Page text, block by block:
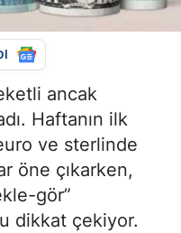
ancak
Haftanın ilk
ve sterlinde
öne çıkarken,
gör”
dikkat çekiyor.